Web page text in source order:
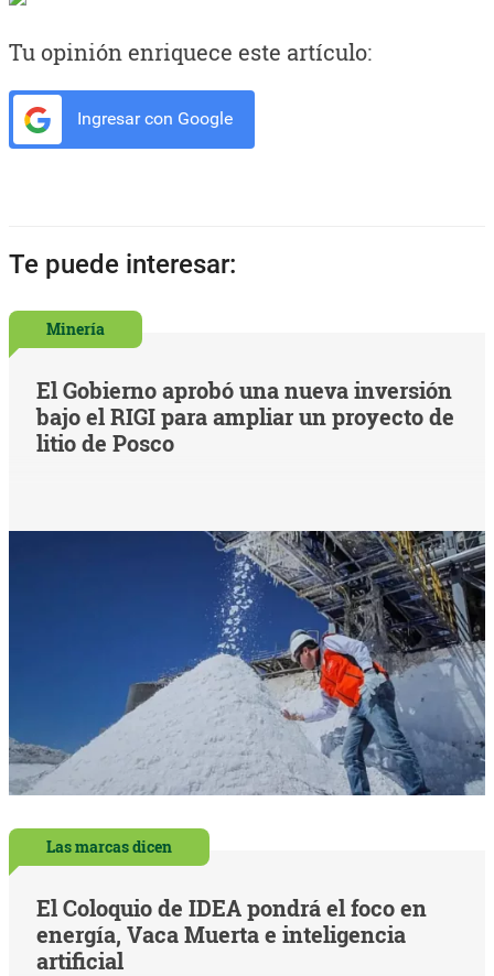
Tu opinión enriquece este artículo:
Ingresar con Google
Te puede interesar:
Minería
El Gobierno aprobó una nueva inversión
bajo el RIGI para ampliar un proyecto de
litio de Posco
Las marcas dicen
El Coloquio de IDEA pondrá el foco en
energía, Vaca Muerta e inteligencia
artificial